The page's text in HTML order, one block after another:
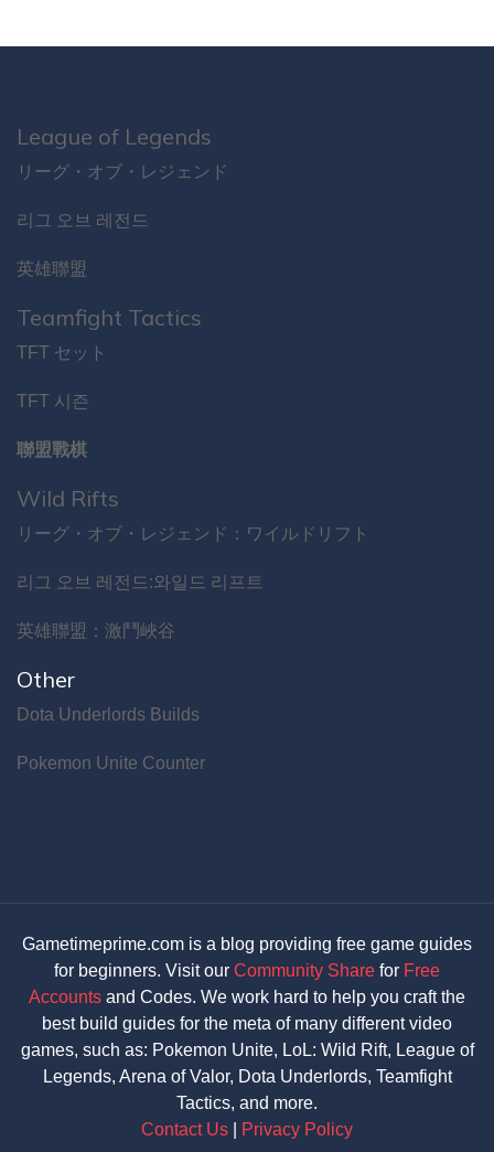
League of Legends
リーグ・オブ・レジェンド
리그 오브 레전드
英雄聯盟
Teamfight Tactics
TFT セット
TFT 시즌
聯盟戰棋
Wild Rifts
リーグ・オブ・レジェンド：ワイルドリフト
리그 오브 레전드:와일드 리프트
英雄聯盟：激鬥峽谷
Other
Dota Underlords Builds
Pokemon Unite Counter
Gametimeprime.com is a blog providing free game guides
for beginners. Visit our Community Share for Free
Accounts and Codes. We work hard to help you craft the
best build guides for the meta of many different video
games, such as: Pokemon Unite, LoL: Wild Rift, League of
Legends, Arena of Valor, Dota Underlords, Teamfight
Tactics, and more.
Contact Us
Privacy Policy